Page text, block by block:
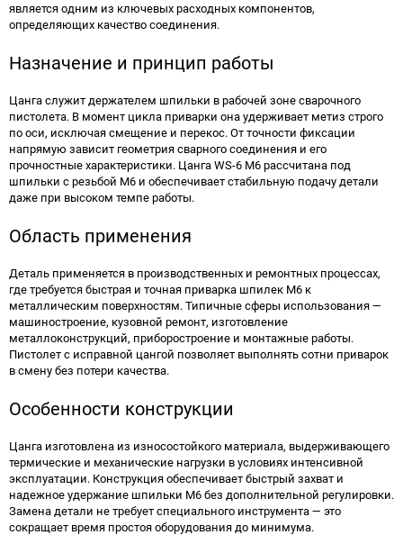
является одним из ключевых расходных компонентов,
определяющих качество соединения.
Назначение и принцип работы
Цанга служит держателем шпильки в рабочей зоне сварочного
пистолета. В момент цикла приварки она удерживает метиз строго
по оси, исключая смещение и перекос. От точности фиксации
напрямую зависит геометрия сварного соединения и его
прочностные характеристики. Цанга WS-6 М6 рассчитана под
шпильки с резьбой М6 и обеспечивает стабильную подачу детали
даже при высоком темпе работы.
Область применения
Деталь применяется в производственных и ремонтных процессах,
где требуется быстрая и точная приварка шпилек М6 к
металлическим поверхностям. Типичные сферы использования —
машиностроение, кузовной ремонт, изготовление
металлоконструкций, приборостроение и монтажные работы.
Пистолет с исправной цангой позволяет выполнять сотни приварок
в смену без потери качества.
Особенности конструкции
Цанга изготовлена из износостойкого материала, выдерживающего
термические и механические нагрузки в условиях интенсивной
эксплуатации. Конструкция обеспечивает быстрый захват и
надежное удержание шпильки М6 без дополнительной регулировки.
Замена детали не требует специального инструмента — это
сокращает время простоя оборудования до минимума.